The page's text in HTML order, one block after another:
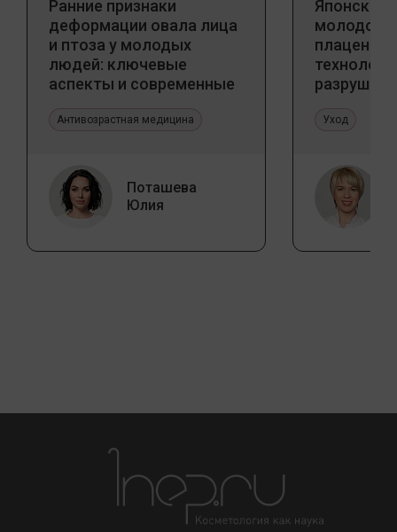
Ранние признаки
деформации овала лица
и птоза у молодых
людей: ключевые
аспекты и современные
Антивозрастная медицина
Поташева
Юлия
Японский
Уход